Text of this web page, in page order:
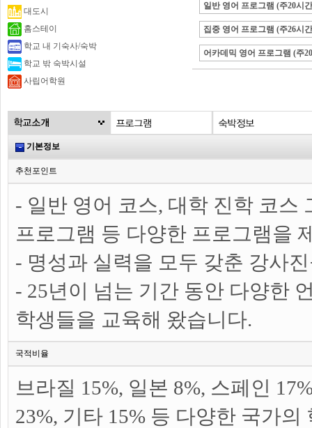
대도시
홈스테이
학교 내 기숙사/숙박
학교 밖 숙박시설
사립어학원
일반 영어 프로그램 (주20시
집중 영어 프로그램 (주26시
어카데믹 영어 프로그램 (주
기본정보
추천포인트
- 일반 영어 코스, 대학 진학 코스
프로그램 등 다양한 프로그램을
- 명성과 실력을 모두 갖춘 강사
- 25년이 넘는 기간 동안 다양한
학생들을 교육해 왔습니다.
국적비율
브라질 15%, 일본 8%, 스페인
23%, 기타 15% 등 다양한 국가